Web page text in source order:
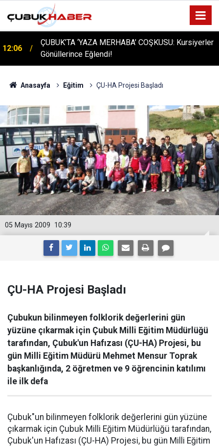
12:06
ÇUBUK’TA ‘YAZA MERHABA’ COŞKUSU: Kursiyerler
Gönüllerince Eğlendi!
Anasayfa Eğitim ÇU-HA Projesi Başladı
10:39
05 Mayıs 2009
ÇU-HA Projesi Başladı
Çubukun bilinmeyen folklorik değerlerini gün
yüzüne çıkarmak için Çubuk Milli Eğitim Müdürlüğü
tarafından, Çubuk'un Hafızası (ÇU-HA) Projesi, bu
gün Milli Eğitim Müdürü Mehmet Mensur Toprak
başkanlığında, 2 öğretmen ve 9 öğrencinin katılımı
ile ilk defa
Çubuk"un bilinmeyen folklorik değerlerini gün yüzüne
çıkarmak için Çubuk Milli Eğitim Müdürlüğü tarafından,
Çubuk'un Hafızası (ÇU-HA) Projesi, bu gün Milli Eğitim